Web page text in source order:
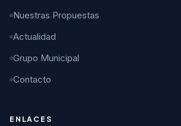
Nuestras Propuestas
Actualidad
Grupo Municipal
Contacto
ENLACES